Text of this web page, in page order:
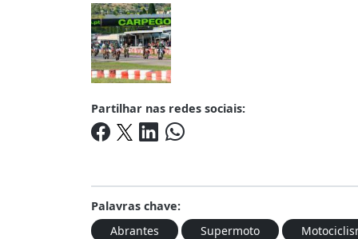
Partilhar nas redes sociais:
Palavras chave:
Abrantes
Supermoto